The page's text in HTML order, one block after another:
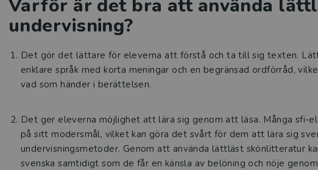
Varför är det bra att använda
undervisning?
Det gör det lättare för eleverna att förstå och ta till sig texten.
enklare språk med korta meningar och en begränsad ordförråd,
vad som händer i berättelsen.
Det ger eleverna möjlighet att lära sig genom att läsa. Många sfi-
på sitt modersmål, vilket kan göra det svårt för dem att lära sig
undervisningsmetoder. Genom att använda lättläst skönlitteratur
svenska samtidigt som de får en känsla av belöning och nöje